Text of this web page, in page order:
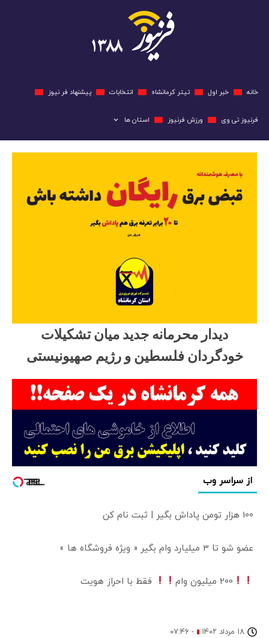
خانه خبر اول تیتر کرمانشاه انتخابات پیشنهاد فر نیوز
فرنیوز تی وی ورزش فرنیوز استان ها
دیدار محرمانه جدید میان تشکیلات
خودگردان فلسطین و رژیم صهیونیستی
از سراسر وب
100 هزار تومن پاداش بگیر | ثبت نام کن
عضو شو تا 3 میلیارد وام بگیر « ویژه فروشگاه ها »
200 میلیون وام فقط با احراز هویت
۱۸ مرداد ۱۴۰۲ - ۰۷:۴۶